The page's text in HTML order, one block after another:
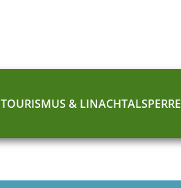
TOURISMUS & LINACHTALSPERRE